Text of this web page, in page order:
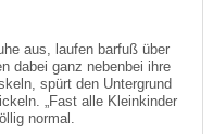
aus, laufen barfuß über
dabei ganz nebenbei ihre
spürt den Untergrund
„Fast alle Kleinkinder
normal.